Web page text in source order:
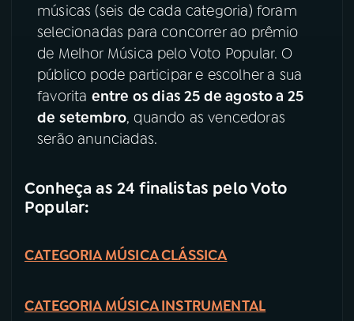
músicas (seis de cada categoria) foram
selecionadas para concorrer ao prêmio
de Melhor Música pelo Voto Popular. O
público pode participar e escolher a sua
favorita entre os dias 25 de agosto a 25
de setembro, quando as vencedoras
serão anunciadas.
Conheça as 24 finalistas pelo Voto
Popular:
CATEGORIA MÚSICA CLÁSSICA
CATEGORIA MÚSICA INSTRUMENTAL